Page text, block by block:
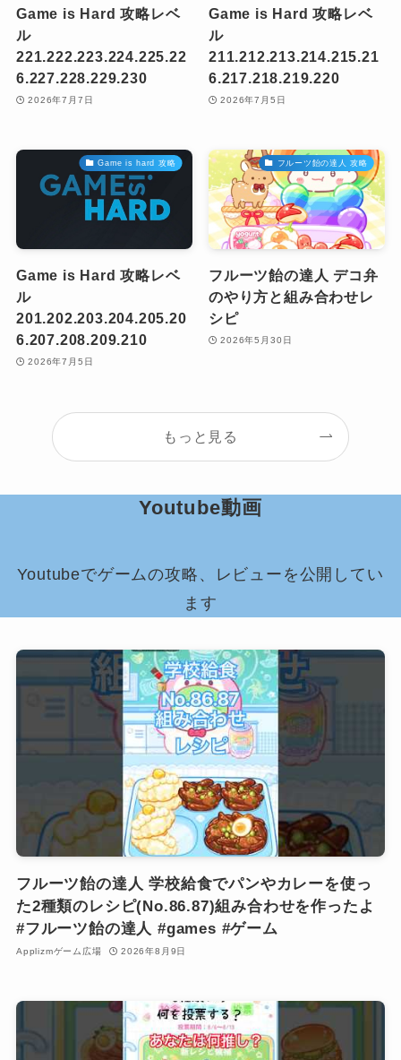
Game is Hard 攻略レベ
ル
221.222.223.224.225.22
6.227.228.229.230
2026年7月7日
Game is Hard 攻略レベ
ル
211.212.213.214.215.21
6.217.218.219.220
2026年7月5日
Game is hard 攻略
Game is Hard 攻略レベ
ル
201.202.203.204.205.20
6.207.208.209.210
2026年7月5日
フルーツ飴の達人 攻略
フルーツ飴の達人 デコ弁
のやり方と組み合わせレ
シピ
2026年5月30日
もっと見る
Youtube動画
Youtubeでゲームの攻略、レビューを公開してい
ます
フルーツ飴の達人 学校給食でパンやカレーを使っ
た2種類のレシピ(No.86.87)組み合わせを作ったよ
#フルーツ飴の達人 #games #ゲーム
Applizmゲーム広場 2026年8月9日